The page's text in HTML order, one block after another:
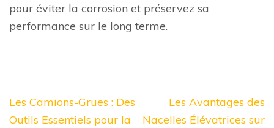
pour éviter la corrosion et préservez sa
performance sur le long terme.
Navigation
de
Les Camions-Grues : Des
Outils Essentiels pour la
Les Avantages des
Nacelles Élévatrices sur